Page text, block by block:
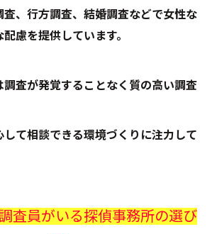
査、行方調査、結婚調査などで女性な
慮を提供しています。
調査が発覚することなく質の高い調査
して相談できる環境づくりに注力して
査員がいる探偵事務所の選び